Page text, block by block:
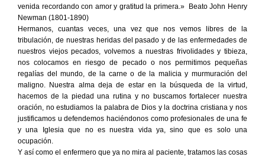
venida recordando con amor y gratitud la primera.» Beato John Henry
Newman (1801-1890)
Hermanos, cuantas veces, una vez que nos vemos libres de la
tribulación, de nuestras heridas del pasado y de las enfermedades de
nuestros viejos pecados, volvemos a nuestras frivolidades y tibieza,
nos colocamos en riesgo de pecado o nos permitimos pequeñas
regalías del mundo, de la carne o de la malicia y murmuración del
maligno. Nuestra alma deja de estar en la búsqueda de la virtud,
hacemos de la piedad una rutina y no buscamos fortalecer nuestra
oración, no estudiamos la palabra de Dios y la doctrina cristiana y nos
justificamos u defendemos haciéndonos como profesionales de una fe
y una Iglesia que no es nuestra vida ya, sino que es solo una
ocupación.
Y así como el enfermero que ya no mira al paciente, tratamos las cosas